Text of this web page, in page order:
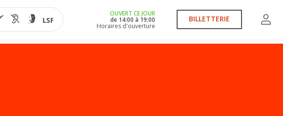
OUVERT CE JOUR
de 14:00 à 19:00
Horaires d'ouverture
BILLETTERIE